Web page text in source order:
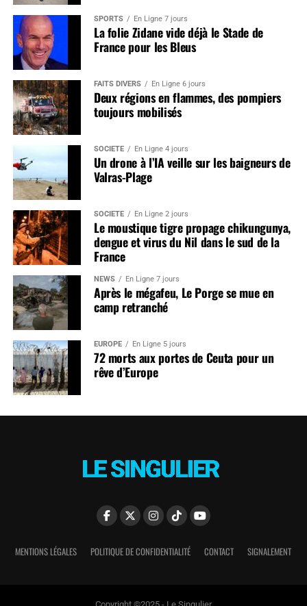
SPORTS En Ligne 7 jours
La folie Zidane vide déjà le Stade de
France pour les Bleus
FAITS DIVERS En Ligne 6 jours
Deux régions en flammes, des pompiers
toujours mobilisés
SOCIÉTÉ En Ligne 4 jours
Un drone à l’IA veille sur les baigneurs de
Valras-Plage
SOCIÉTÉ En Ligne 2 jours
Le moustique tigre propage chikungunya,
dengue et virus du Nil dans le sud de la
France
NEWS En Ligne 7 jours
Après le mégafeu, Le Porge se mue en
camp retranché
EUROPE En Ligne 5 jours
72 morts aux portes de Ceuta pour un
rêve d’Europe
MENTIONS LÉGALES POLITIQUE DE CONFIDENTIALITÉ CONTACT SIGNALEMENT